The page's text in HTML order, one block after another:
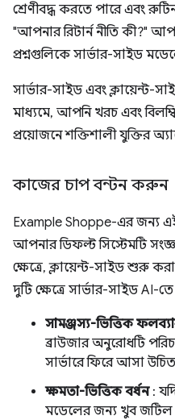
শ্রেণীবদ্ধ করতে পারে এবং
"আপনার রিটার্ন নীতি কী?"
প্রশ্নগুলিকে সার্ভার-সাইড
সার্ভার-সাইড এবং ক্লায়েন্ট-
মাধ্যমে, আপনি খরচ এবং
প্রয়োজনে শক্তিশালী যুক্তির
কাজের চাপ বন্টন করুন
Example Shoppe-এর জন্য এই
আপনার ডিফল্ট সিস্টেমটি
ক্ষেত্রে, ক্লায়েন্ট-সাইড শুরু
দুটি ক্ষেত্রে সার্ভার-সাইড AI-
সামঞ্জস্য-ভিত্তিক
ব্রাউজার অনুরোধটি
সার্ভারে ফিরে আসা
ক্ষমতা-ভিত্তিক বর্ধন:
মডেলের জন্য খুব জটিল